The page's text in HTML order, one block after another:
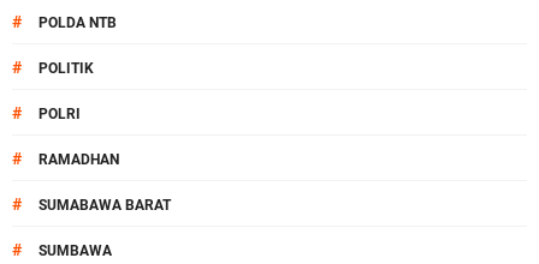
# POLDA NTB
# POLITIK
# POLRI
# RAMADHAN
# SUMABAWA BARAT
# SUMBAWA